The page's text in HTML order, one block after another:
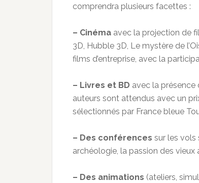
comprendra plusieurs facettes :
– Cinéma avec la projection de
3D, Hubble 3D, Le mystère de
films d’entreprise, avec la
– Livres et BD avec la présence
auteurs sont attendus avec un
sélectionnés par France bleue
– Des conférences sur les vols
archéologie, la passion des vieux
– Des animations (ateliers,